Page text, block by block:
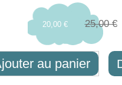
20,00 € 25,00 €
au panier